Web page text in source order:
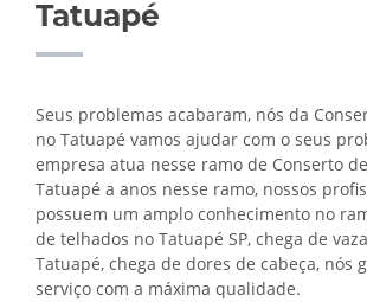
Tatuapé
Seus problemas acabaram, nós da
no Tatuapé vamos ajudar com o seus
empresa atua nesse ramo de Conserto
Tatuapé a anos nesse ramo, nossos
possuem um amplo conhecimento no
de telhados no Tatuapé SP, chega de
Tatuapé, chega de dores de cabeça, nós
serviço com a máxima qualidade.